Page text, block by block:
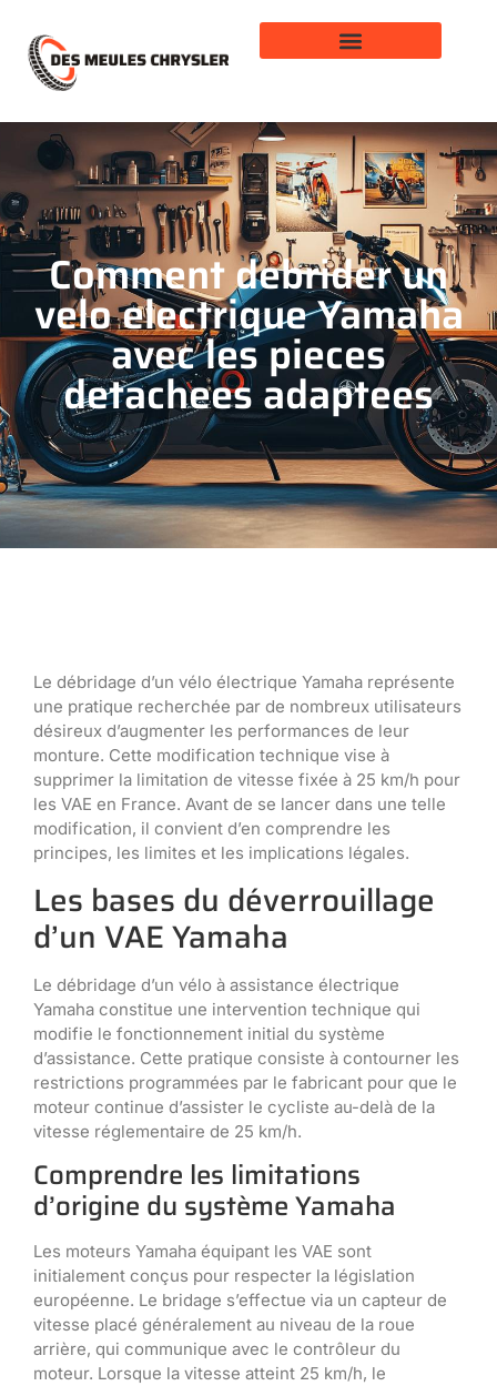
Comment debrider un
velo electrique Yamaha
avec les pieces
detachees adaptees
Le débridage d’un vélo électrique Yamaha représente
une pratique recherchée par de nombreux utilisateurs
désireux d’augmenter les performances de leur
monture. Cette modification technique vise à
supprimer la limitation de vitesse fixée à 25 km/h pour
les VAE en France. Avant de se lancer dans une telle
modification, il convient d’en comprendre les
principes, les limites et les implications légales.
Les bases du déverrouillage
d’un VAE Yamaha
Le débridage d’un vélo à assistance électrique
Yamaha constitue une intervention technique qui
modifie le fonctionnement initial du système
d’assistance. Cette pratique consiste à contourner les
restrictions programmées par le fabricant pour que le
moteur continue d’assister le cycliste au-delà de la
vitesse réglementaire de 25 km/h.
Comprendre les limitations
d’origine du système Yamaha
Les moteurs Yamaha équipant les VAE sont
initialement conçus pour respecter la législation
européenne. Le bridage s’effectue via un capteur de
vitesse placé généralement au niveau de la roue
arrière, qui communique avec le contrôleur du
moteur. Lorsque la vitesse atteint 25 km/h, le